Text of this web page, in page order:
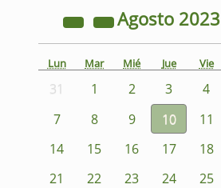
Agosto 2023
Lun Mar Mié Jue Vie
31 1 2 3 4
7
8 9 10 11
14
15 16 17 18
21
22 23 24 25